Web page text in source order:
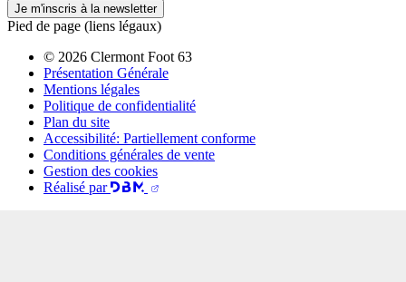
Je m'inscris à la newsletter
Pied de page (liens légaux)
© 2026 Clermont Foot 63
Présentation Générale
Mentions légales
Politique de confidentialité
Plan du site
Accessibilité: Partiellement conforme
Conditions générales de vente
Gestion des cookies
Réalisé par